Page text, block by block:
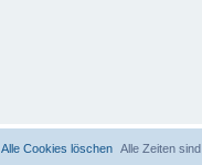
Alle Zeiten sind
Alle Cookies löschen